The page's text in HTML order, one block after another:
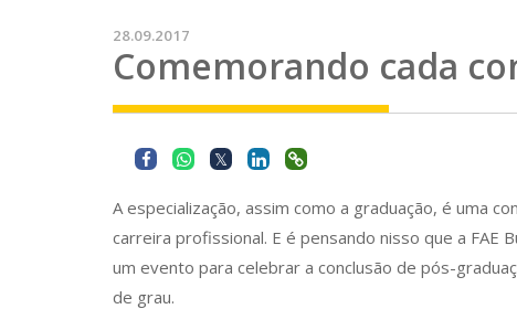
28.09.2017
Comemorando cada
A especialização, assim como a graduação, é uma
carreira profissional. E é pensando nisso que a FAE
um evento para celebrar a conclusão de pós-
de grau.